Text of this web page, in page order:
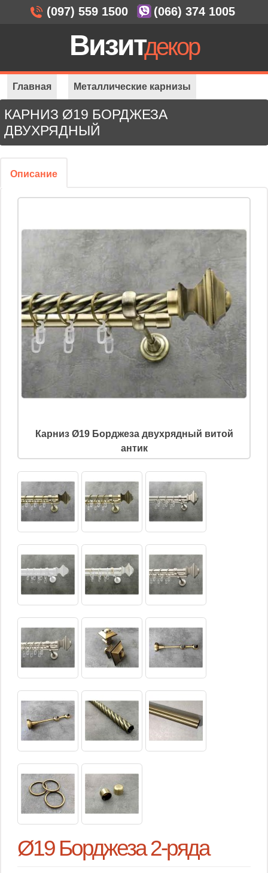
КАРНИЗ Ø19 БОРДЖЕЗА
ДВУХРЯДНЫЙ
Описание
Карниз Ø19 Борджеза двухрядный витой
антик
Ø19 Борджеза 2-ряда
Главная Металлические карнизы
Карнизы Ø 19 мм Ø19 Борджеза 2-ряда
(097) 559 1500 (066) 374 1005
Визитдекор